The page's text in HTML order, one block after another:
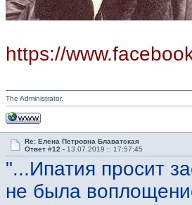
https://
The Administrator.
Re: Елена Петровна Блаватская
Ответ #12 - 13.07.2019 :: 17:57:45
"...Ипатия просит
не была